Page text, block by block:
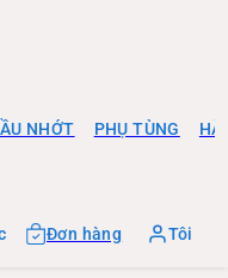
NHỚT PHỤ TÙNG
Đơn hàng Tôi